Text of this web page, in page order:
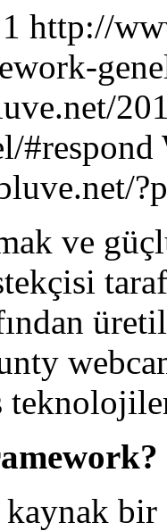
1 http://
#respond
ve
kaynak